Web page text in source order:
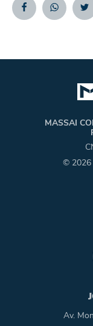
Facebook
MASSAI
© 2026
Av.